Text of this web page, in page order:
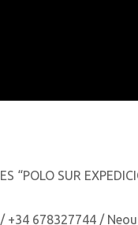
“POLO SUR
+34 678327744 /